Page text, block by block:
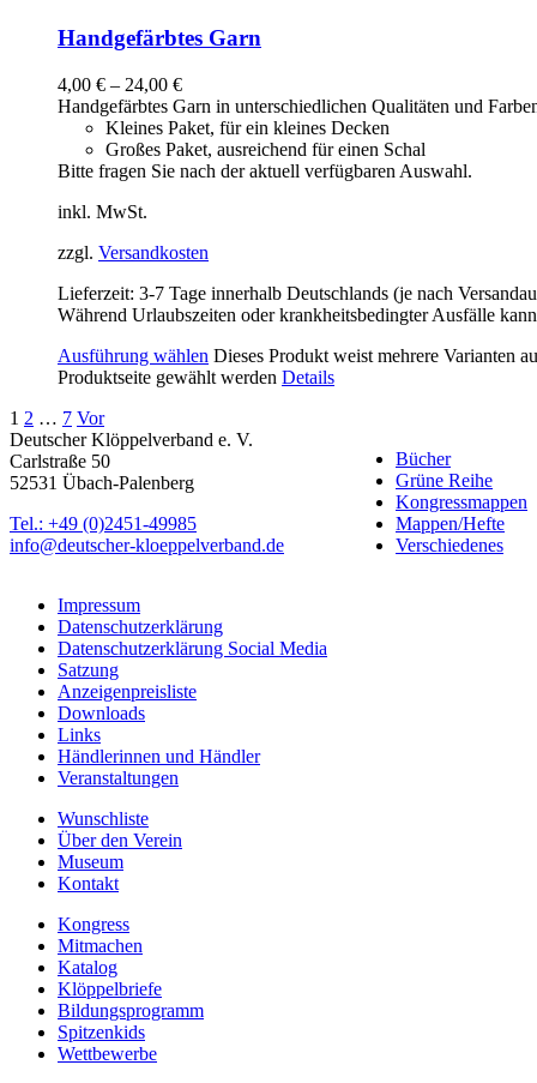
Handgefärbtes Garn
4,00 € – 24,00 €
Handgefärbtes Garn in unterschiedlichen Qualitäten und
Kleines Paket, für ein kleines Decken
Großes Paket, ausreichend für einen Schal
Bitte fragen Sie nach der aktuell verfügbaren Auswahl.
inkl. MwSt.
zzgl. Versandkosten
Lieferzeit: 3-7 Tage innerhalb Deutschlands (je nach
Während Urlaubszeiten oder krankheitsbedingter Ausfälle
Ausführung wählen Dieses Produkt weist mehrere Varianten
Produktseite gewählt werden Details
1 2 … 7 Vor
Bücher
Grüne Reihe
Kongressmappen
Mappen/Hefte
Verschiedenes
Deutscher Klöppelverband e. V.
Carlstraße 50
52531 Übach-Palenberg
Tel.: +49 (0)2451-49985
info@deutscher-kloeppelverband.de
Impressum
Datenschutzerklärung
Datenschutzerklärung Social Media
Satzung
Anzeigenpreisliste
Downloads
Links
Händlerinnen und Händler
Veranstaltungen
Wunschliste
Über den Verein
Museum
Kontakt
Kongress
Mitmachen
Katalog
Klöppelbriefe
Bildungsprogramm
Spitzenkids
Wettbewerbe